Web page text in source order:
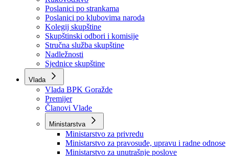
Skupština
Skupština BPK Goražde
Rukovodstvo
Poslanici po strankama
Poslanici po klubovima naroda
Kolegij skupštine
Skupštinski odbori i komisije
Stručna služba skupštine
Nadležnosti
Sjednice skupštine
Vlada
Vlada BPK Goražde
Premijer
Članovi Vlade
Ministarstva